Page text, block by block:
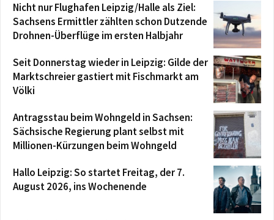
Nicht nur Flughafen Leipzig/Halle als Ziel:
Sachsens Ermittler zählten schon Dutzende
Drohnen-Überflüge im ersten Halbjahr
Seit Donnerstag wieder in Leipzig: Gilde der
Marktschreier gastiert mit Fischmarkt am
Völki
Antragsstau beim Wohngeld in Sachsen:
Sächsische Regierung plant selbst mit
Millionen-Kürzungen beim Wohngeld
Hallo Leipzig: So startet Freitag, der 7.
August 2026, ins Wochenende